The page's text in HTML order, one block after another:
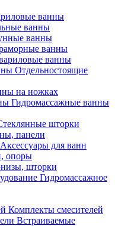
ванны
ванны
ванны
ванны
ванны
Отдельностоящие
на ножках
Гидромассажные ванны
шторки
панели
Аксессуары для ванн
опоры
шторки
Гидромассажное
Комплекты смесителей
Встраиваемые